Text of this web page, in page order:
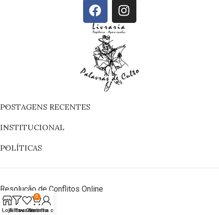
POSTAGENS RECENTES
INSTITUCIONAL
POLÍTICAS
Resolução de Conflitos Online
LojaFiltros
Favoritos
0
Carrinho
A minha conta